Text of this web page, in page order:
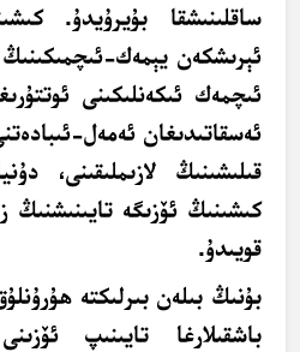
ساقلىنىشقا بۇيرۇيدۇ.
ئېرىشكەن يېمەك-
ئىچمەك ئىكەنلىكىنى
ئەسقاتىدىغان ئەمەل-
قىلىشىنىڭ لازىملىقىنى،
كىشىنىڭ ئۆزىگە تايىنىشنىڭ
قويىدۇ.
بۇنىڭ بىلەن بىرلىكتە
باشقىلارغا تايىنىپ